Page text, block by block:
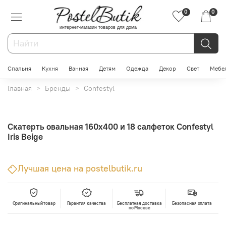
интернет-магазин товаров для дома
0 0
Спальня Кухня Ванная Детям Одежда Декор Свет
Главная Бренды Confestyl
Скатерть овальная 160x400 и 18 салфеток Confestyl
Iris Beige
Лучшая цена на postelbutik.ru
Оригинальный товар Гарантия качества
Бесплатная доставка
по Москве
Безопасная оплата